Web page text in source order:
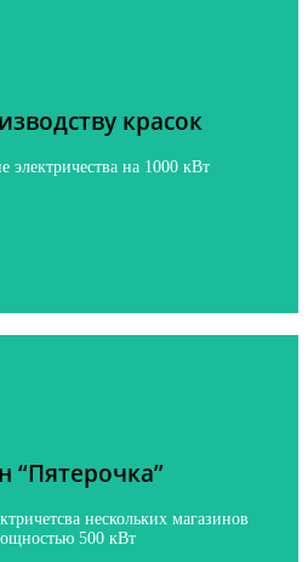
красок
электричества на 1000 кВт
на 1000 кВТ
“Пятерочка”
нескольких магазинов
500 кВт
магазинов общей